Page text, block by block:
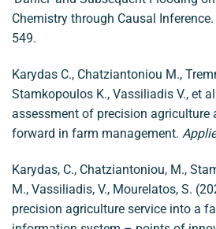
Chemistry through Causal Inference.
549.
Karydas C., Chatziantoniou M.,
Stamkopoulos K., Vassiliadis V., et
assessment of precision
forward in farm management.
Karydas, C., Chatziantoniou, M.,
M., Vassiliadis, V., Mourelatos, S.
precision agriculture service into a